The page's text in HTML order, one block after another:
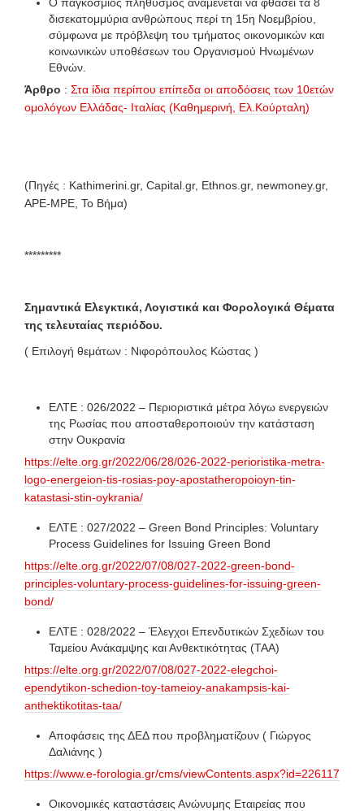
δισεκατομμύρια ανθρώπους περί τη 15η Νοεμβρίου,
σύμφωνα με πρόβλεψη του τμήματος οικονομικών και
κοινωνικών υποθέσεων του Οργανισμού Ηνωμένων
Εθνών.
Άρθρο : Στα ίδια περίπου επίπεδα οι αποδόσεις των 10ετών
ομολόγων Ελλάδας- Ιταλίας (Καθημερινή, Ελ.Κούρταλη)
(Πηγές : Kathimerini.gr, Capital.gr, Ethnos.gr, newmoney.gr,
APE-MPE, To Βήμα)
*********
Σημαντικά Ελεγκτικά, Λογιστικά και Φορολογικά Θέματα
της τελευταίας περιόδου.
( Επιλογή θεμάτων : Νιφορόπουλος Κώστας )
ΕΛΤΕ : 026/2022 – Περιοριστικά μέτρα λόγω ενεργειών
της Ρωσίας που αποσταθεροποιούν την κατάσταση
στην Ουκρανία
https://elte.org.gr/2022/06/28/026-2022-perioristika-metra-
logo-energeion-tis-rosias-poy-apostatheropoioyn-tin-
katastasi-stin-oykrania/
ΕΛΤΕ : 027/2022 – Green Bond Principles: Voluntary
Process Guidelines for Issuing Green Bond
https://elte.org.gr/2022/07/08/027-2022-green-bond-
principles-voluntary-process-guidelines-for-issuing-green-
bond/
ΕΛΤΕ : 028/2022 – Έλεγχοι Επενδυτικών Σχεδίων του
Ταμείου Ανάκαμψης και Ανθεκτικότητας (ΤΑΑ)
https://elte.org.gr/2022/07/08/027-2022-elegchoi-
ependytikon-schedion-toy-tameioy-anakampsis-kai-
anthektikotitas-taa/
Αποφάσεις της ΔΕΔ που προβληματίζουν ( Γιώργος
Δαλιάνης )
https://www.e-forologia.gr/cms/viewContents.aspx?id=226117
Οικονομικές καταστάσεις Ανώνυμης Εταιρείας που